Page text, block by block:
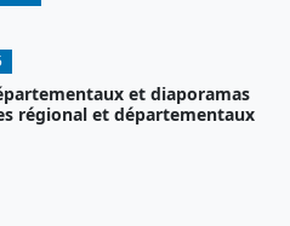
et diaporamas
régional et départementaux